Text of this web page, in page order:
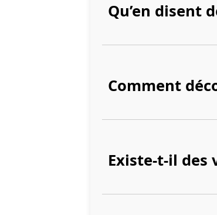
Qu’en disent
Comment
Existe-t-il des